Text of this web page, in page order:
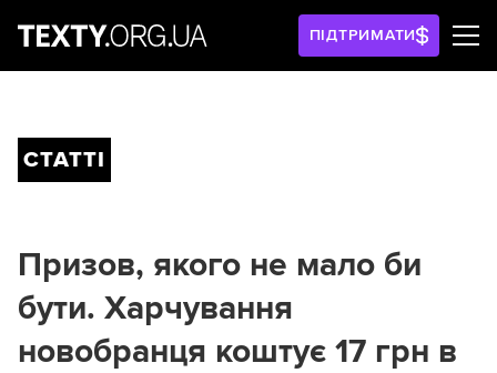
ПІДТРИМАТИ
СТАТТІ
Призов, якого не мало би
бути. Харчування
новобранця коштує 17 грн в